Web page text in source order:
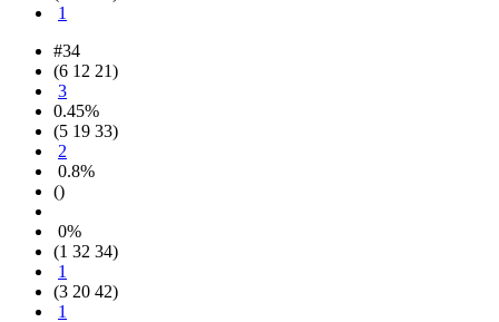
1
#34
(6 12 21)
3
0.45%
(5 19 33)
2
0.8%
()
0%
(1 32 34)
1
(3 20 42)
1